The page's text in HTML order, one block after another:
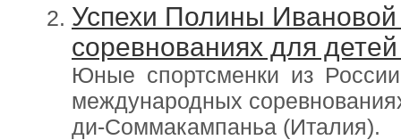
Успехи Полины
соревнованиях для
Юные спортсменки из
международных
ди-Соммакампаньа (Италия).